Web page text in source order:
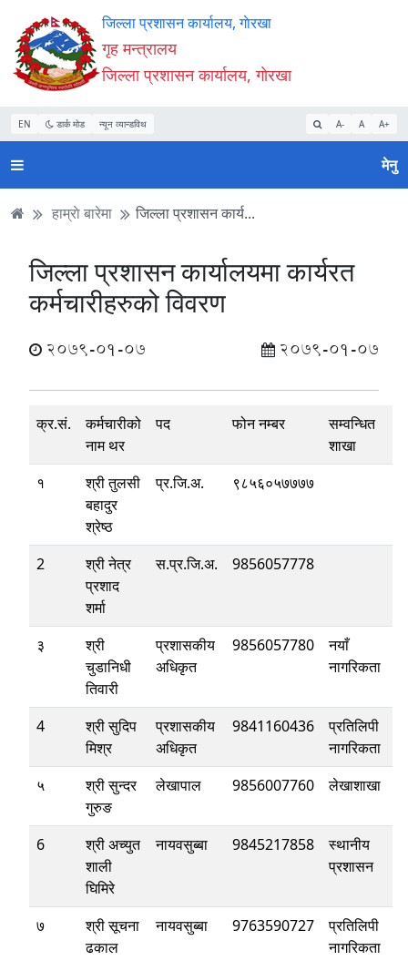
Accessibility
Mode
सुरु
गर्नुहोस्
सामाग्री
पढ्नुहाेस्
नेभिगेसन
पढ्नुहाेस्
वेबसाइट
खोजमा
जानुहोस्
जिल्ला प्रशासन कार्यालय, गाेरखा
गृह मन्त्रालय
जिल्ला प्रशासन कार्यालय, गाेरखा
EN डार्क मोड न्यून व्यान्डविथ A- A A+
मेनु
हाम्राे बारेमा जिल्ला प्रशासन कार्य...
जिल्ला प्रशासन कार्यालयमा कार्यरत
कर्मचारीहरुको विवरण
2079-01-07 2079-01-07
क्र.सं.
कर्मचारीको
नाम थर
पद फोन नम्बर
सम्वन्धित
शाखा
१
श्री तुलसी
बहादुर
श्रेष्ठ
प्र.जि.अ. ९८५६०५७७७७
2
श्री नेत्र
प्रशाद
शर्मा
स.प्र.जि.अ. 9856057778
३
श्री
चुडानिधी
तिवारी
प्रशासकीय
अधिकृत
9856057780
नयाँ
नागरिकता
4
श्री सुदिप
मिश्र
प्रशासकीय
अधिकृत
9841160436
प्रतिलिपी
नागरिकता
५
श्री सुन्दर
गुरुङ
लेखापाल 9856007760 लेखाशाखा
6
श्री अच्युत
शाली
घिमिरे
नायवसुब्बा 9845217858
स्थानीय
प्रशासन
७
श्री सूचना
ढकाल
नायवसुब्बा 9763590727
प्रतिलिपी
नागरिकता